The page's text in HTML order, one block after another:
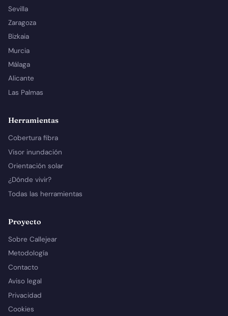
Sevilla
Zaragoza
Bizkaia
Murcia
Málaga
Alicante
Las Palmas
Herramientas
Cobertura fibra
Visor inundación
Orientación solar
¿Dónde vivir?
Todas las herramientas
Proyecto
Sobre Callejear
Metodología
Contacto
Aviso legal
Privacidad
Cookies